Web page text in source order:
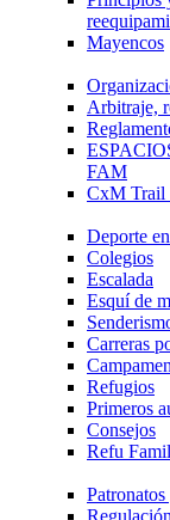
Mayencos
Arbitraje,
FAM
CxM
Deporte
Colegios
Escalada
Esquí de
Carreras
Refugios
Primeros
Consejos
Refu